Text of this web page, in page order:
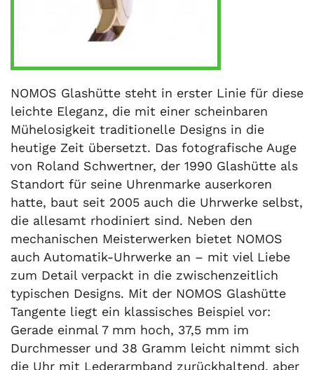
NOMOS Glashütte steht in erster Linie für diese
leichte Eleganz, die mit einer scheinbaren
Mühelosigkeit traditionelle Designs in die
heutige Zeit übersetzt. Das fotografische Auge
von Roland Schwertner, der 1990 Glashütte als
Standort für seine Uhrenmarke auserkoren
hatte, baut seit 2005 auch die Uhrwerke selbst,
die allesamt rhodiniert sind. Neben den
mechanischen Meisterwerken bietet NOMOS
auch Automatik-Uhrwerke an – mit viel Liebe
zum Detail verpackt in die zwischenzeitlich
typischen Designs. Mit der NOMOS Glashütte
Tangente liegt ein klassisches Beispiel vor:
Gerade einmal 7 mm hoch, 37,5 mm im
Durchmesser und 38 Gramm leicht nimmt sich
die Uhr mit Lederarmband zurückhaltend, aber